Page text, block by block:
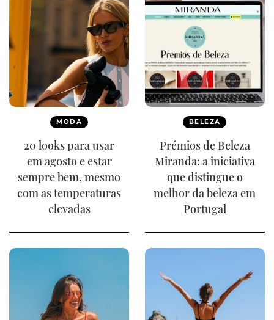
MODA
20 looks para usar
em agosto e estar
sempre bem, mesmo
com as temperaturas
elevadas
BELEZA
Prémios de Beleza
Miranda: a iniciativa
que distingue o
melhor da beleza em
Portugal